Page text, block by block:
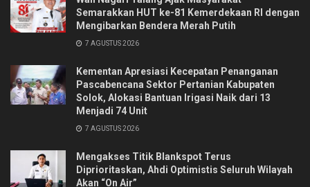
Semarakkan HUT ke-81 Kemerdekaan RI dengan
Mengibarkan Bendera Merah Putih
7 AGUSTUS 2026
Kementan Apresiasi Kecepatan Penanganan
Pascabencana Sektor Pertanian Kabupaten
Solok, Alokasi Bantuan Irigasi Naik dari 13
Menjadi 74 Unit
7 AGUSTUS 2026
Mengakses Titik Blankspot Terus
Diprioritaskan, Ahdi Optimistis Seluruh Wilayah
Akan “On Air”